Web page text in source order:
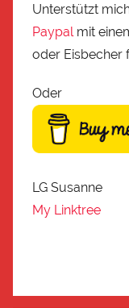
Unterstützt
Paypalmit
oder Eisbecher
Oder
LG Susanne
My Linktree